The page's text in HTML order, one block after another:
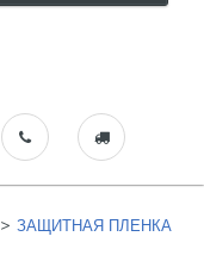
> ЗАЩИТНАЯ ПЛЕНКА